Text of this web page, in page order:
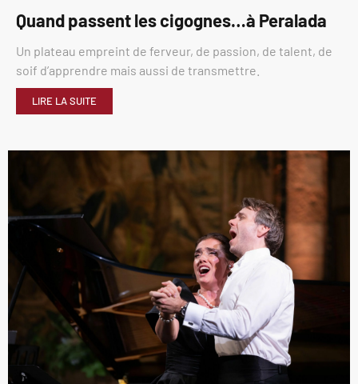
Quand passent les cigognes…à Peralada
Un plateau empreint de ferveur, de passion, de talent, de
soif d’apprendre mais aussi de transmettre.
LIRE LA SUITE